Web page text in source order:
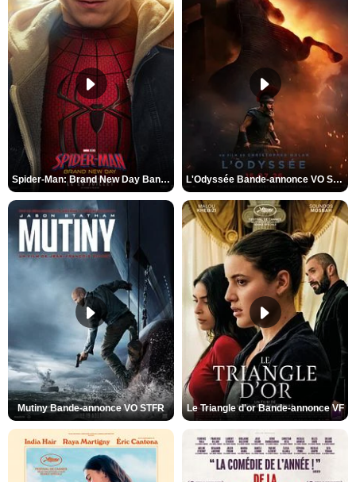
Spider-Man: Brand New Day Bande-annonce VO STFR L'Odyssée Bande-annonce VO STFR
Mutiny Bande-annonce VO STFR Le Triangle d'or Bande-annonce VF